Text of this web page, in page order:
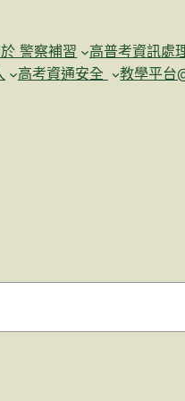
警察補習 高普考資訊處
高考資通安全 教學平台